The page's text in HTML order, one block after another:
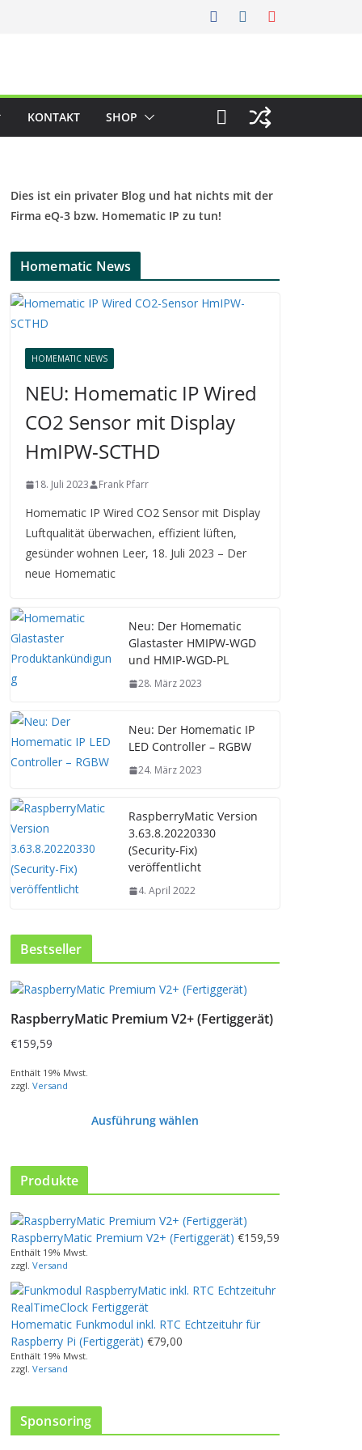
KONTAKT SHOP
Dies ist ein privater Blog und hat nichts mit der
Firma eQ-3 bzw. Homematic IP zu tun!
Homematic News
HOMEMATIC NEWS
NEU: Homematic IP Wired
CO2 Sensor mit Display
HmIPW-SCTHD
18. Juli 2023 Frank Pfarr
Homematic IP Wired CO2 Sensor mit Display
Luftqualität überwachen, effizient lüften,
gesünder wohnen Leer, 18. Juli 2023 – Der
neue Homematic
Neu: Der Homematic
Glastaster HMIPW-WGD
und HMIP-WGD-PL
28. März 2023
Neu: Der Homematic IP
LED Controller – RGBW
24. März 2023
RaspberryMatic Version
3.63.8.20220330
(Security-Fix)
veröffentlicht
4. April 2022
Bestseller
RaspberryMatic Premium V2+ (Fertiggerät)
€159,59
Enthält 19% Mwst.
zzgl. Versand
Ausführung wählen
s
e
s
P
r
o
d
u
k
t
w
t
Produkte
RaspberryMatic Premium V2+ (Fertiggerät) €159,59
Enthält 19% Mwst.
zzgl. Versand
Homematic Funkmodul inkl. RTC Echtzeituhr für
Raspberry Pi (Fertiggerät) €79,00
Enthält 19% Mwst.
zzgl. Versand
Sponsoring